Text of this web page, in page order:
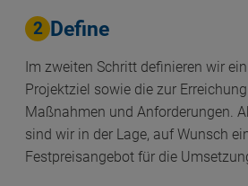
2 Define
Im zweiten Schritt definieren wir
Projektziel sowie die zur
Maßnahmen und Anforderungen.
sind wir in der Lage, auf Wunsch
Festpreisangebot für die